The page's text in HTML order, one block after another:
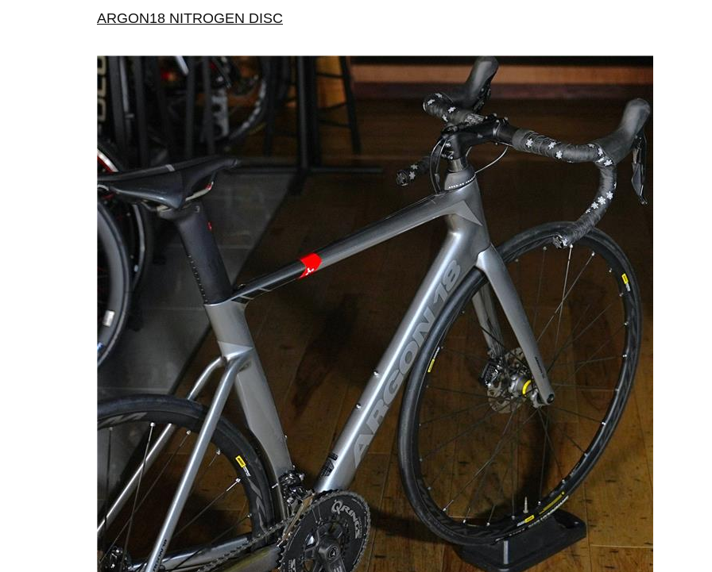
ARGON18 NITROGEN DISC